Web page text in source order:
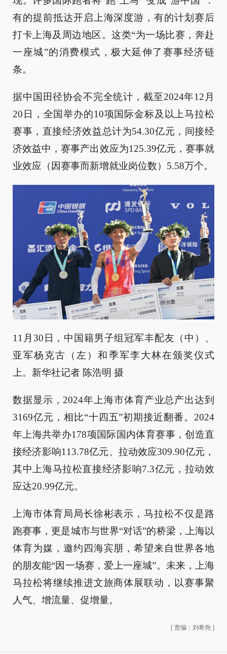
有的提前抵达开启上海深度游，有的计划赛后
打卡上海及周边地区。这类“为一场比赛，奔赴
一座城”的消费模式，极大延伸了赛事经济链
条。
据中国田径协会不完全统计，截至2024年12月
20日，全国举办的10项国际金标及以上马拉松
赛事，直接经济效益总计为54.30亿元，间接经
济效益中，赛事产出效应为125.39亿元，赛事就
业效应（因赛事而新增就业岗位数）5.58万个。
11月30日，中国籍男子组冠军丰配友（中）、
亚军杨克古（左）和季军李大林在颁奖仪式
上。新华社记者 陈浩明 摄
数据显示，2024年上海市体育产业总产出达到
3169亿元，相比“十四五”初期接近翻番。2024
年上海共举办178项国际国内体育赛事，创造直
接经济影响113.78亿元、拉动效应309.90亿元，
其中上海马拉松直接经济影响7.3亿元，拉动效
应达20.99亿元。
上海市体育局局长徐彬表示，马拉松不仅是路
跑赛事，更是城市与世界“对话”的桥梁，上海以
体育为媒，邀约四海宾朋，希望来自世界各地
的朋友能“因一场赛，爱上一座城”。未来，上海
马拉松将继续推进文旅商体展联动，以赛事聚
人气、增流量、促增量。
[ 责编：刘希尧 ]